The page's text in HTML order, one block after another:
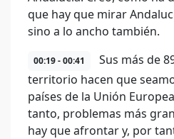
que hay que mirar
sino a lo ancho también.
00:19 - 00:41
Sus más de
territorio hacen que
países de la Unión
tanto, problemas más
hay que afrontar y, por